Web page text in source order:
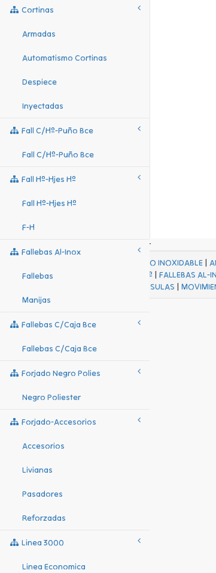
Cortinas
Armadas
Automatismo Cortinas
Despiece
Inyectadas
Fall C/hº-Puño Bce
Fall C/hº-Puño Bce
Fall Hº-Hjes Hº
Fall Hº-Hjes Hº
F-H
Fallebas Al-Inox
Fallebas
Manijas
Fallebas C/caja Bce
Fallebas C/caja Bce
Forjado Negro Polies
Negro Poliester
Forjado-Accesorios
Accesorios
Livianas
Pasadores
Reforzadas
Linea 3000
Linea Economica
ACERO INOXIDABLE|
FALL Hº-HJES Hº |FALLEBAS AL-
MENSULAS |